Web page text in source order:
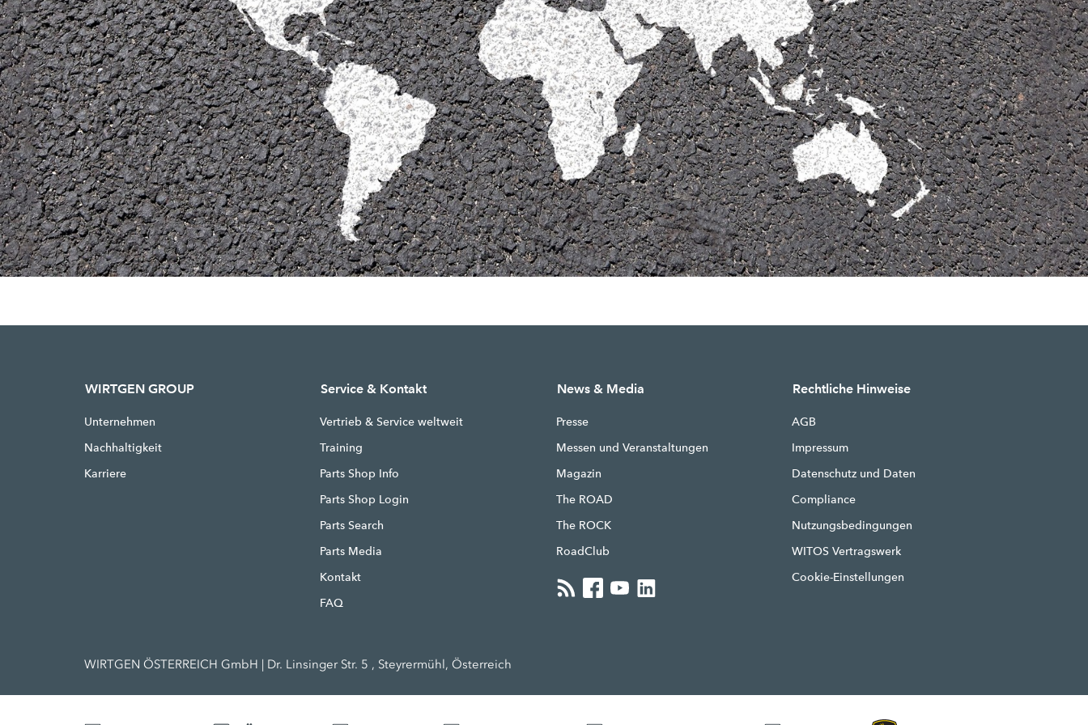
WIRTGEN GROUP
Unternehmen
Nachhaltigkeit
Karriere
Service & Kontakt
Vertrieb & Service weltweit
Training
Parts Shop Info
Parts Shop Login
Parts Search
Parts Media
Kontakt
FAQ
News & Media
Presse
Messen und Veranstaltungen
Magazin
The ROAD
The ROCK
RoadClub
Rechtliche Hinweise
AGB
Impressum
Datenschutz und Daten
Compliance
Nutzungsbedingungen
WITOS Vertragswerk
Cookie-Einstellungen
WIRTGEN ÖSTERREICH GmbH | Dr. Linsinger Str. 5 , Steyrermühl, Österreich